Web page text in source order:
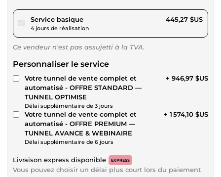
Service basiquepour 410,38 $US
4 jours de réalisation
445,27 $US
Ce vendeur n’est pas assujetti à la TVA.
Personnaliser le service
Votre tunnel de vente complet et
automatisé - OFFRE STANDARD —
TUNNEL OPTIMISE
Délai supplémentaire de 3 jours
+ 946,97 $US
Votre tunnel de vente complet et
automatisé - OFFRE PREMIUM —
TUNNEL AVANCE & WEBINAIRE
Délai supplémentaire de 6 jours
+ 1 574,10 $US
Livraison express disponible EXPRESS
Vous pouvez choisir un délai plus court lors du paiement